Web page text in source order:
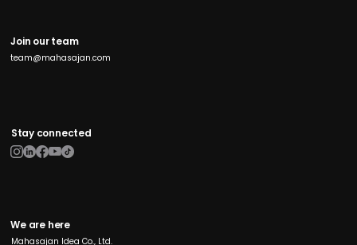
We are here
Mahasajan Idea Co., Ltd.
Stay connected
Join our team
team@mahasajan.com